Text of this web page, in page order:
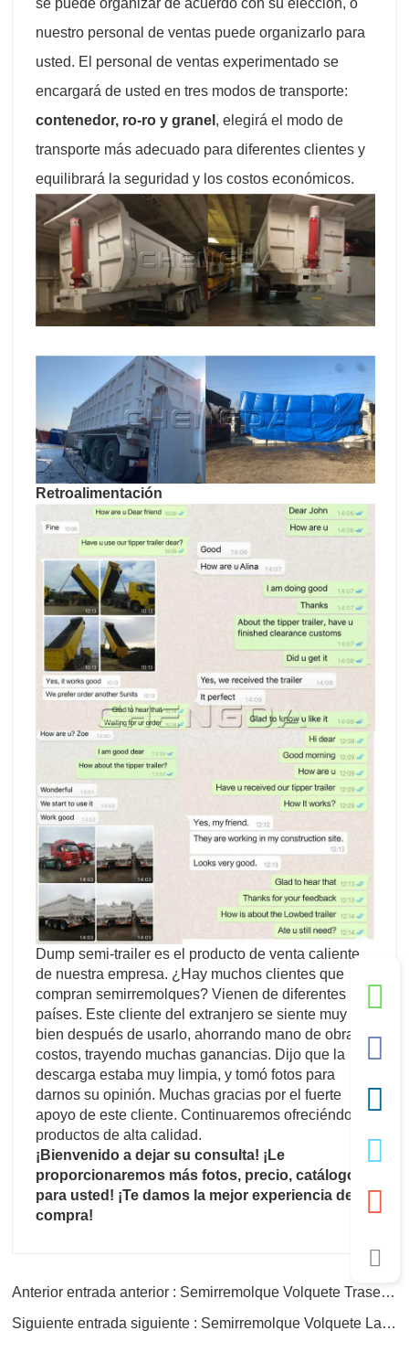
nuestro personal de ventas puede organizarlo para
usted. El personal de ventas experimentado se
encargará de usted en tres modos de transporte:
contenedor, ro-ro y granel , elegirá el modo de
transporte más adecuado para diferentes clientes y
equilibrará la seguridad y los costos económicos.
Retroalimentación
Dump semi-trailer es el producto de venta caliente
de nuestra empresa. ¿Hay muchos clientes que
compran semirremolques? Vienen de diferentes
países. Este cliente del extranjero se siente muy
bien después de usarlo, ahorrando mano de obra y
costos, trayendo muchas ganancias. Dijo que la
descarga estaba muy limpia, y tomó fotos para
darnos su opinión. Muchas gracias por el fuerte
apoyo de este cliente. Continuaremos ofreciéndole
productos de alta calidad.
¡Bienvenido a dejar su consulta! ¡Le
proporcionaremos más fotos, precio, catálogo
para usted! ¡Te damos la mejor experiencia de
compra!
Anterior entrada anterior : Semirremolque Volquete Trasero Volquete de 3 Ejes
Siguiente entrada siguiente : Semirremolque Volquete Lateral de 3 Ejes